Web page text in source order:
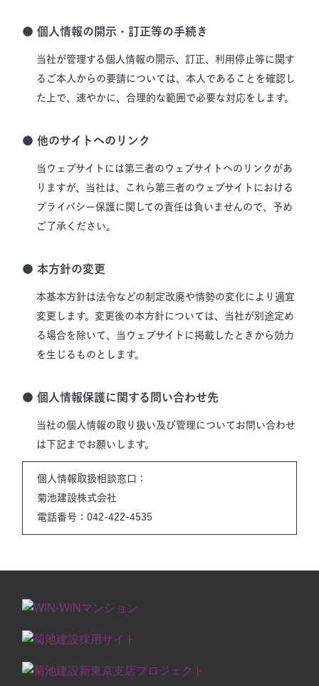
● 個人情報の開示・訂正等の手続き
当社が管理する個人情報の開示、訂正、利用停止等に関す
るご本人からの要請については、本人であることを確認し
た上で、速やかに、合理的な範囲で必要な対応をします。
● 他のサイトへのリンク
当ウェブサイトには第三者のウェブサイトへのリンクがあ
りますが、当社は、これら第三者のウェブサイトにおける
プライバシー保護に関しての責任は負いませんので、予め
ご了承ください。
● 本方針の変更
本基本方針は法令などの制定改廃や情勢の変化により適宜
変更します。変更後の本方針については、当社が別途定め
る場合を除いて、当ウェブサイトに掲載したときから効力
を生じるものとします。
● 個人情報保護に関する問い合わせ先
当社の個人情報の取り扱い及び管理についてお問い合わせ
は下記までお願いします。
個人情報取扱相談窓口：
菊池建設株式会社
電話番号：042-422-4535